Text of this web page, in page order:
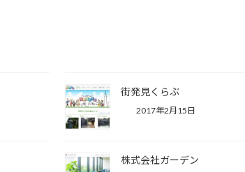
街発見くらぶ
2017年2月15日
株式会社ガーデン